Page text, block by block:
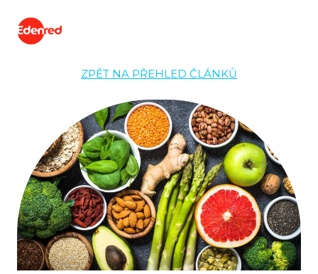
ZPĚT NA PŘEHLED ČLÁNKŮ